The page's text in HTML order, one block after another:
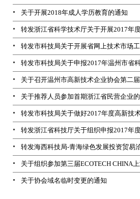
关于开展2018年成人学历教育的通知
转发浙江省科学技术厅关于开展2017年
转发市科技局关于开展省网上技术市场
转发市科技局关于申报2017年温州市省
关于召开温州市高新技术企业协会第二
关于推荐人员参加首期浙江省民营企业
转发市科技局关于做好2017年度高新技
转发浙江省科技厅关于组织申报2017年
转发海西科技局-青海绿色发展投资贸易
关于组织参加第三届ECOTECH CHINA
关于协会域名临时变更的通知